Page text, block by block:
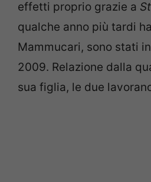
effetti proprio grazie a
qualche anno più tardi
Mammucari, sono stati
2009. Relazione dalla
sua figlia, le due